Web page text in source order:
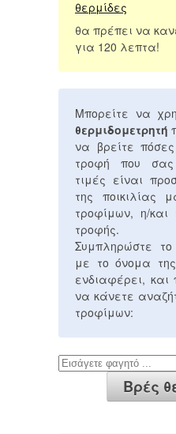
θερμίδες
θα πρέπει να
για 120 λεπτα!
Μπορείτε να
θερμιδομετρητή
να βρείτε
τροφή που σας
τιμές είναι
της ποικιλίας
τροφίμων, η/και
τροφής.
Συμπληρώστε
με το όνομα
ενδιαφέρει, και
να κάνετε
τροφίμων: